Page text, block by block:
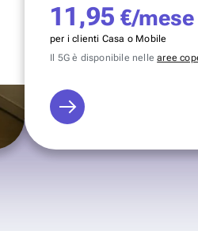
11,95 €/mese
per i clienti Casa o Mobile
Il 5G è disponibile nellearee